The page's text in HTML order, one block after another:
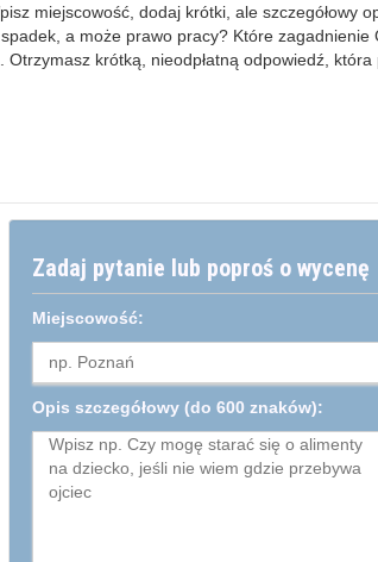
miejscowość, dodaj krótki, ale szczegółowy
a może prawo pracy? Które zagadnienie
krótką, nieodpłatną odpowiedź, która
Zadaj pytanie lub poproś o wycenę
Miejscowość:
Opis szczegółowy (do 600 znaków):